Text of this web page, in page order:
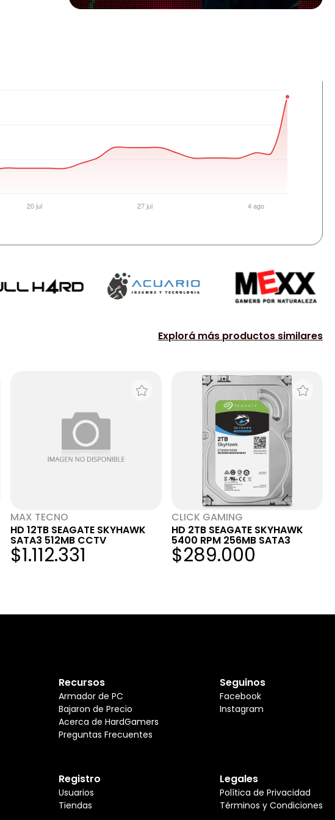
Explorá más productos similares
MAX TECNO
HD 12TB SEAGATE SKYHAWK
SATA3 512MB CCTV
$1.112.331
CLICK GAMING
HD 2TB SEAGATE SKYHAWK
5400 RPM 256MB SATA3
$289.000
Recursos
Armador de PC
Bajaron de Precio
Acerca de HardGamers
Preguntas Frecuentes
Seguinos
Facebook
Instagram
Registro
Usuarios
Tiendas
Legales
Política de Privacidad
Términos y Condiciones